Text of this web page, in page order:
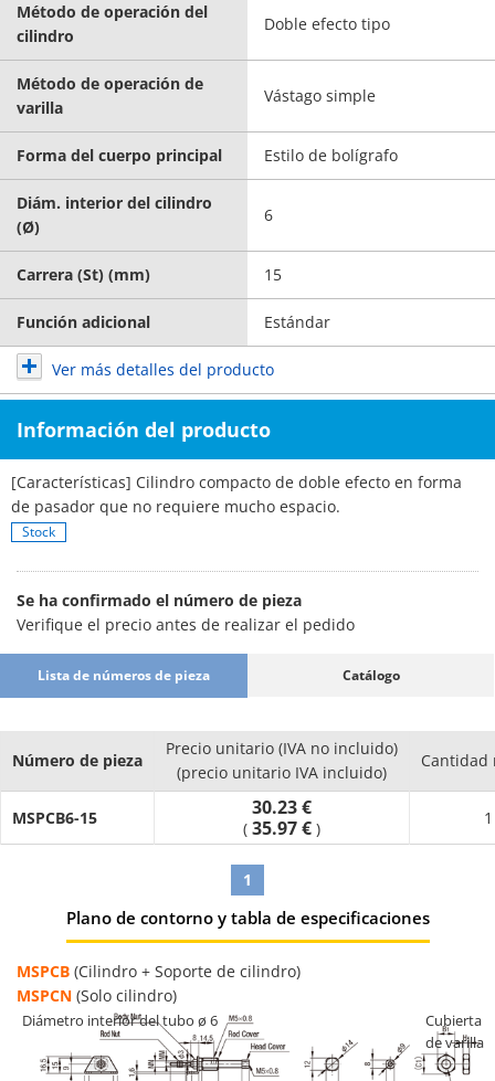
Método de operación del
cilindro
Doble efecto tipo
Método de operación de
varilla
Vástago simple
Forma del cuerpo principal Estilo de bolígrafo
Diám. interior del cilindro
(Ø)
6
Carrera (St) (mm) 15
Función adicional Estándar
Ver más detalles del producto
Información del producto
[Características] Cilindro compacto de doble efecto en forma
de pasador que no requiere mucho espacio.
Stock
Se ha confirmado el número de pieza
Verifique el precio antes de realizar el pedido
Lista de números de pieza Catálogo
Número de pieza
Precio unitario (IVA no incluido)
(precio unitario IVA incluido)
Cantidad
MSPCB6-15 30.23 €
( 35.97 € )
1
Plano de contorno y tabla de especificaciones
MSPCB (Cilindro + Soporte de cilindro)
MSPCN (Solo cilindro)
Diámetro interior del tubo ø 6
Cubierta
de varilla